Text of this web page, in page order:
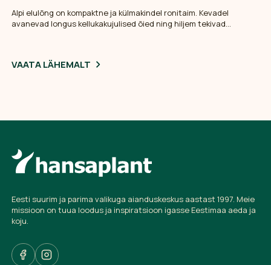
Alpi elulõng on kompaktne ja külmakindel ronitaim. Kevadel
avanevad longus kellukakujulised õied ning hiljem tekivad
VAATA LÄHEMALT
Eesti suurim ja parima valikuga aianduskeskus aastast 1997. Meie
missioon on tuua loodus ja inspiratsioon igasse Eestimaa aeda ja
koju.